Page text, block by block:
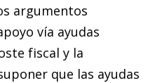
argumentos
vía ayudas
fiscal y la
que las ayudas